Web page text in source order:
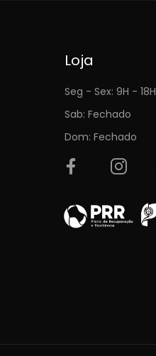
Loja
Seg - Sex: 9H - 18H
Sab: Fechado
Dom: Fechado